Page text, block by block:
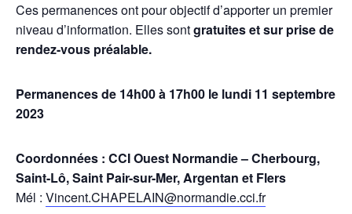
Ces permanences ont pour objectif d’apporter un premier
niveau d’information. Elles sontgratuites et sur prise de
rendez-vous préalable.
Permanences de 14h00 à 17h00 le lundi 11 septembre
2023
Coordonnées : CCI Ouest Normandie – Cherbourg,
Saint-Lô, Saint Pair-sur-Mer, Argentan et Flers
Mél : Vincent.CHAPELAIN@normandie.cci.fr